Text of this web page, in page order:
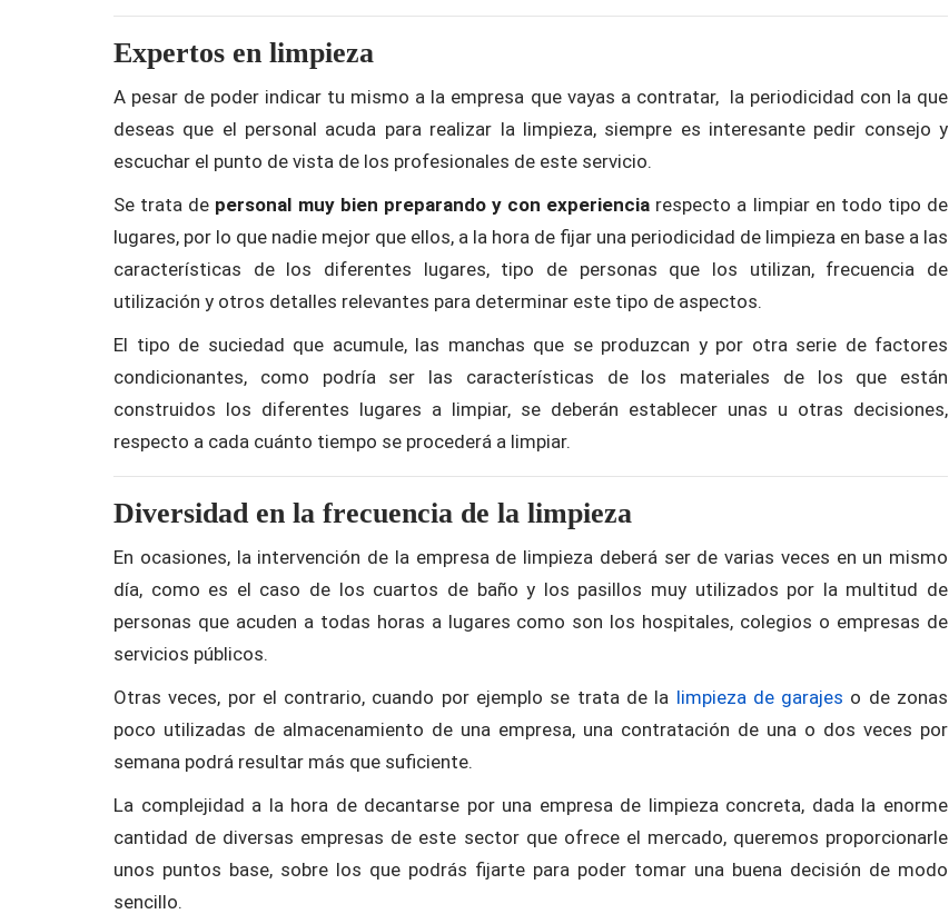
Expertos en limpieza
A pesar de poder indicar tu mismo a la empresa que vayas a contratar, la periodicidad con la que
deseas que el personal acuda para realizar la limpieza, siempre es interesante pedir consejo y
escuchar el punto de vista de los profesionales de este servicio.
Se trata de personal muy bien preparando y con experiencia respecto a limpiar en todo tipo de
lugares, por lo que nadie mejor que ellos, a la hora de fijar una periodicidad de limpieza en base a las
características de los diferentes lugares, tipo de personas que los utilizan, frecuencia de
utilización y otros detalles relevantes para determinar este tipo de aspectos.
El tipo de suciedad que acumule, las manchas que se produzcan y por otra serie de factores
condicionantes, como podría ser las características de los materiales de los que están
construidos los diferentes lugares a limpiar, se deberán establecer unas u otras decisiones,
respecto a cada cuánto tiempo se procederá a limpiar.
Diversidad en la frecuencia de la limpieza
En ocasiones, la intervención de la empresa de limpieza deberá ser de varias veces en un mismo
día, como es el caso de los cuartos de baño y los pasillos muy utilizados por la multitud de
personas que acuden a todas horas a lugares como son los hospitales, colegios o empresas de
servicios públicos.
Otras veces, por el contrario, cuando por ejemplo se trata de la limpieza de garajes o de zonas
poco utilizadas de almacenamiento de una empresa, una contratación de una o dos veces por
semana podrá resultar más que suficiente.
La complejidad a la hora de decantarse por una empresa de limpieza concreta, dada la enorme
cantidad de diversas empresas de este sector que ofrece el mercado, queremos proporcionarle
unos puntos base, sobre los que podrás fijarte para poder tomar una buena decisión de modo
sencillo.